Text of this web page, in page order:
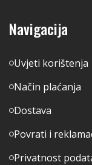
Navigacija
Uvjeti korištenja
Način plaćanja
Dostava
Povrati i
Privatnost